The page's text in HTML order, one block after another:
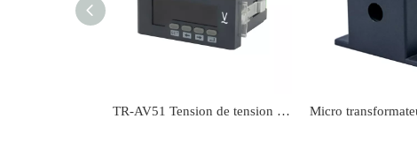
TR-AV51 Tension de tension monophasée Tension d'entrée AC 100V 220V 380V 1000V